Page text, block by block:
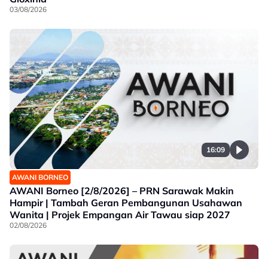
03/08/2026
16:09
AWANI BORNEO
AWANI Borneo [2/8/2026] – PRN Sarawak Makin
Hampir | Tambah Geran Pembangunan Usahawan
Wanita | Projek Empangan Air Tawau siap 2027
02/08/2026